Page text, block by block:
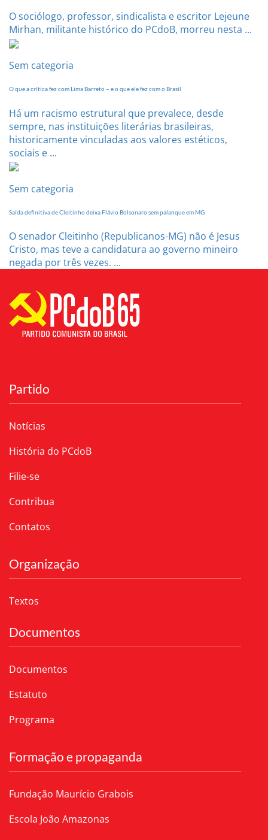
O sociólogo, professor, sindicalista e escritor Lejeune
Mirhan, militante histórico do PCdoB, morreu nesta ...
Sem categoria
O que a crítica fez com Lima Barreto – e o que ele fez com o Brasil
Há um racismo estrutural que prevalece, desde
sempre, nas instituições literárias brasileiras,
historicamente vinculadas aos valores estéticos,
sociais e ...
Sem categoria
Saída definitiva de Cleitinho deixa Flávio Bolsonaro sem palanque em MG
O senador Cleitinho (Republicanos-MG) não é Jesus
Cristo, mas teve a candidatura ao governo mineiro
negada por três vezes. ...
Partido
Notícias
História do PCdoB
Filie-se
Contribua
Contatos
Organização
Textos
Documentos
Documentos
Estatuto
Programa
Formação e propaganda
Fundação Maurício Grabois
Escola João Amazonas